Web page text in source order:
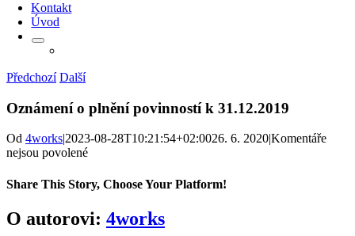
Kontakt
Úvod
Předchozí Další
Oznámení o plnění povinností k 31.12.2019
Od 4works|2023-08-28T10:21:54+02:0026. 6. 2020|Komentáře
nejsou povolenéu
s
názvem
Oznámení
o plnění
Share This Story, Choose Your Platform!
Facebook
X
Reddit
LinkedIn
WhatsApp
Telegram
Tumblr
Pinterest
Vk
Xing
E-
mail
O autorovi: 4works